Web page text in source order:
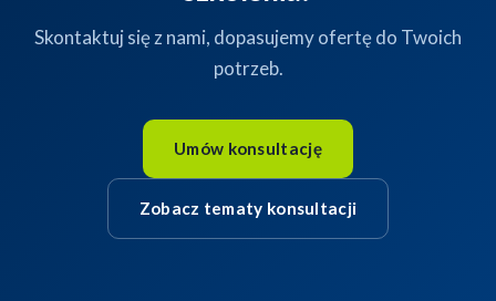
Skontaktuj się z nami, dopasujemy ofertę do Twoich
potrzeb.
Umów konsultację
Zobacz tematy konsultacji